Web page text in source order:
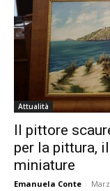
Attualità
Il pittore
per la pittura,
miniature
Emanuela Conte -